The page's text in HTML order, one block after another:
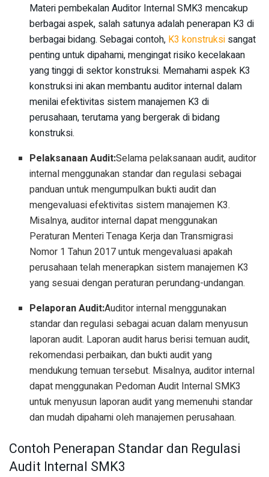
Materi pembekalan Auditor Internal SMK3 mencakup
berbagai aspek, salah satunya adalah penerapan K3 di
berbagai bidang. Sebagai contoh, K3 konstruksi sangat
penting untuk dipahami, mengingat risiko kecelakaan
yang tinggi di sektor konstruksi. Memahami aspek K3
konstruksi ini akan membantu auditor internal dalam
menilai efektivitas sistem manajemen K3 di
perusahaan, terutama yang bergerak di bidang
konstruksi.
Pelaksanaan Audit:Selama pelaksanaan audit, auditor
internal menggunakan standar dan regulasi sebagai
panduan untuk mengumpulkan bukti audit dan
mengevaluasi efektivitas sistem manajemen K3.
Misalnya, auditor internal dapat menggunakan
Peraturan Menteri Tenaga Kerja dan Transmigrasi
Nomor 1 Tahun 2017 untuk mengevaluasi apakah
perusahaan telah menerapkan sistem manajemen K3
yang sesuai dengan peraturan perundang-undangan.
Pelaporan Audit:Auditor internal menggunakan
standar dan regulasi sebagai acuan dalam menyusun
laporan audit. Laporan audit harus berisi temuan audit,
rekomendasi perbaikan, dan bukti audit yang
mendukung temuan tersebut. Misalnya, auditor internal
dapat menggunakan Pedoman Audit Internal SMK3
untuk menyusun laporan audit yang memenuhi standar
dan mudah dipahami oleh manajemen perusahaan.
Contoh Penerapan Standar dan Regulasi
Audit Internal SMK3